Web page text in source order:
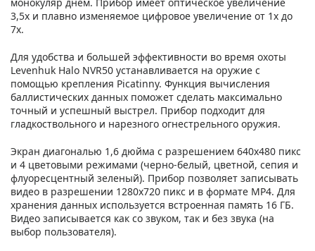
3,5х и плавно изменяемое цифровое увеличение от 1х до
7х.
Для удобства и большей эффективности во время охоты
Levenhuk Halo NVR50 устанавливается на оружие с
помощью крепления Picatinny. Функция вычисления
баллистических данных поможет сделать максимально
точный и успешный выстрел. Прибор подходит для
гладкоствольного и нарезного огнестрельного оружия.
Экран диагональю 1,6 дюйма с разрешением 640x480 пикс
и 4 цветовыми режимами (черно-белый, цветной, сепия и
флуоресцентный зеленый). Прибор позволяет записывать
видео в разрешении 1280х720 пикс и в формате MP4. Для
хранения данных используется встроенная память 16 ГБ.
Видео записывается как со звуком, так и без звука (на
выбор пользователя).